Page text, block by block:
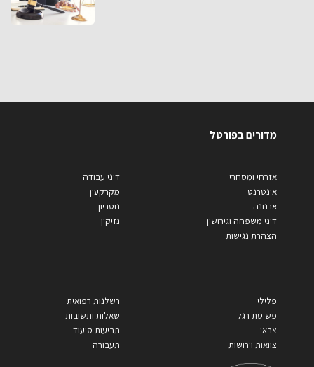
מדורים בפורטל
אזרחי ומסחרי
אינטרנט
ארנונה
דיני משפחה וגירושין
הצהרת נגישות
דיני עבודה
מקרקעין
נוטריון
נזיקין
פלילי
פשיטת רגל
צבאי
צוואות וירושות
רשלנות רפואית
שאלות ותשובות
תביעות סיעוד
תעבורה